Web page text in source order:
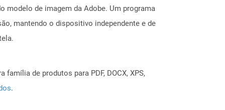
modelo de imagem da Adobe. Um programa
mantendo o dispositivo independente e de
de produtos para PDF, DOCX, XPS,
.